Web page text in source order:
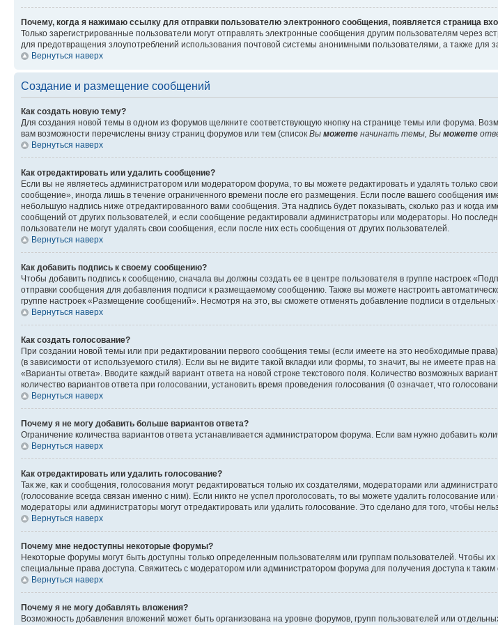
Почему, когда я нажимаю ссылку для отправки пользователю электронного сообщения, появляется страница
Только зарегистрированные пользователи могут отправлять электронные сообщения другим пользователям
для предотвращения злоупотреблений использования почтовой системы анонимными пользователями, а также для
Вернуться наверх
Создание и размещение сообщений
Как создать новую тему?
Для создания новой темы в одном из форумов щелкните соответствующую кнопку на странице темы или форума.
вам возможности перечислены внизу страниц форумов или тем (список Вы можете начинать темы, Вы можете
Вернуться наверх
Как отредактировать или удалить сообщение?
Если вы не являетесь администратором или модератором форума, то вы можете редактировать и удалять только
сообщение», иногда лишь в течение ограниченного времени после его размещения. Если после вашего сообщения
небольшую надпись ниже отредактированного вами сообщения. Эта надпись будет показывать, сколько раз и
сообщений от других пользователей, и если сообщение редактировали администраторы или модераторы. Но
пользователи не могут удалять свои сообщения, если после них есть сообщения от других пользователей.
Вернуться наверх
Как добавить подпись к своему сообщению?
Чтобы добавить подпись к сообщению, сначала вы должны создать ее в центре пользователя в группе настроек
отправки сообщения для добавления подписи к размещаемому сообщению. Также вы можете настроить
группе настроек «Размещение сообщений». Несмотря на это, вы сможете отменять добавление подписи в
Вернуться наверх
Как создать голосование?
При создании новой темы или при редактировании первого сообщения темы (если имеете на это необходимые
(в зависимости от используемого стиля). Если вы не видите такой вкладки или формы, то значит, вы не имеете прав
«Варианты ответа». Вводите каждый вариант ответа на новой строке текстового поля. Количество возможных
количество вариантов ответа при голосовании, установить время проведения голосования (0 означает, что
Вернуться наверх
Почему я не могу добавить больше вариантов ответа?
Ограничение количества вариантов ответа устанавливается администратором форума. Если вам нужно добавить
Вернуться наверх
Как отредактировать или удалить голосование?
Так же, как и сообщения, голосования могут редактироваться только их создателями, модераторами или
(голосование всегда связан именно с ним). Если никто не успел проголосовать, то вы можете удалить голосование
модераторы или администраторы могут отредактировать или удалить голосование. Это сделано для того, чтобы
Вернуться наверх
Почему мне недоступны некоторые форумы?
Некоторые форумы могут быть доступны только определенным пользователям или группам пользователей. Чтобы
специальные права доступа. Свяжитесь с модератором или администратором форума для получения доступа к
Вернуться наверх
Почему я не могу добавлять вложения?
Возможность добавления вложений может быть организована на уровне форумов, групп пользователей или